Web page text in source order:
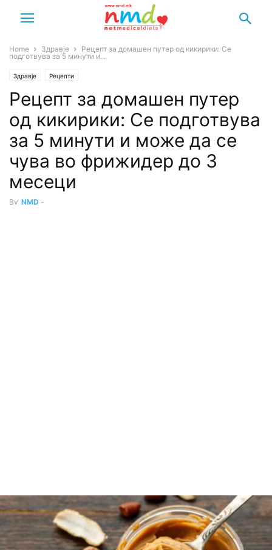
Home Здравје
Рецепт за домашен путер од кикирики: Се
подготвува за 5 минути и...
Здравје Рецепти
Рецепт за домашен путер
од кикирики: Се подготвува
за 5 минути и може да се
чува во фрижидер до 3
месеци
By NMD -